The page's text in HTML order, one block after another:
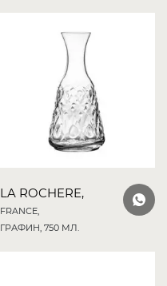
LA ROCHERE,
FRANCE,
ГРАФИН, 750 МЛ.